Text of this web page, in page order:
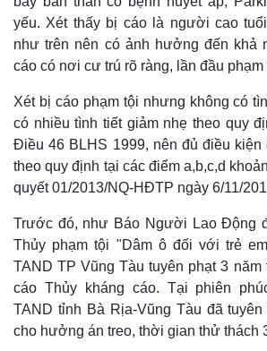
yếu. Xét thấy bị cáo là người cao
như trên nên có ảnh hưởng đến khả
cáo có nơi cư trú rõ ràng, lần đầu phạm
Xét bị cáo phạm tội nhưng không có
có nhiều tình tiết giảm nhẹ theo quy
Điều 46 BLHS 1999, nên đủ điều
theo quy định tại các điểm a,b,c,d
quyết 01/2013/NQ-HĐTP ngày 6/11/
Trước đó, như Báo Người Lao Động
Thủy phạm tội "Dâm ô đối với trẻ
TAND TP Vũng Tàu tuyên phạt 3 năm
cáo Thủy kháng cáo. Tại phiên
TAND tỉnh Bà Rịa-Vũng Tàu đã
cho hưởng án treo, thời gian thử thách